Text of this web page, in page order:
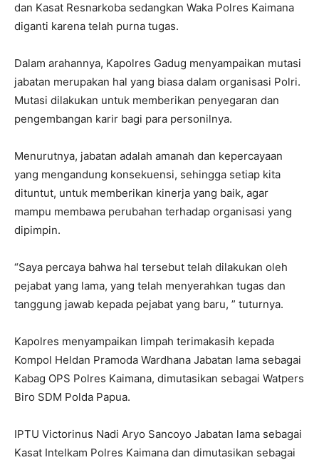
dan Kasat Resnarkoba sedangkan Waka Polres Kaimana
diganti karena telah purna tugas.
Dalam arahannya, Kapolres Gadug menyampaikan mutasi
jabatan merupakan hal yang biasa dalam organisasi Polri.
Mutasi dilakukan untuk memberikan penyegaran dan
pengembangan karir bagi para personilnya.
Menurutnya, jabatan adalah amanah dan kepercayaan
yang mengandung konsekuensi, sehingga setiap kita
dituntut, untuk memberikan kinerja yang baik, agar
mampu membawa perubahan terhadap organisasi yang
dipimpin.
“Saya percaya bahwa hal tersebut telah dilakukan oleh
pejabat yang lama, yang telah menyerahkan tugas dan
tanggung jawab kepada pejabat yang baru, ” tuturnya.
Kapolres menyampaikan limpah terimakasih kepada
Kompol Heldan Pramoda Wardhana Jabatan lama sebagai
Kabag OPS Polres Kaimana, dimutasikan sebagai Watpers
Biro SDM Polda Papua.
IPTU Victorinus Nadi Aryo Sancoyo Jabatan lama sebagai
Kasat Intelkam Polres Kaimana dan dimutasikan sebagai